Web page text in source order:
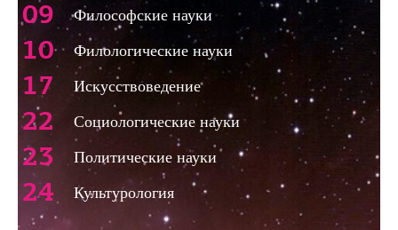
09 Философские науки
10 Филологические науки
17 Искусствоведение
22 Социологические науки
23 Политические науки
24 Культурология